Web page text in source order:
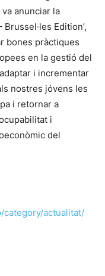
anunciar la
Edition’,
bones pràctiques
en la gestió del
i incrementar
nostres jóvens les
i retornar a
i
del
category/actualitat/